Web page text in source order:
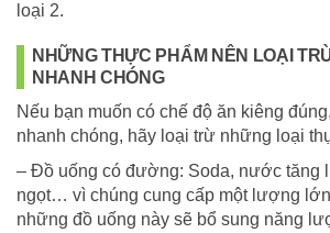
loại 2.
NHỮNG THỰC PHẨM NÊN LOẠI
NHANH CHÓNG
Nếu bạn muốn có chế độ ăn kiêng
nhanh chóng, hãy loại trừ những loại
– Đồ uống có đường: Soda, nước tăng
ngọt… vì chúng cung cấp một lượng
những đồ uống này sẽ bổ sung năng